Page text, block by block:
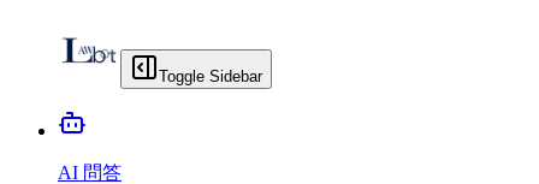
Toggle Sidebar
AI 問答